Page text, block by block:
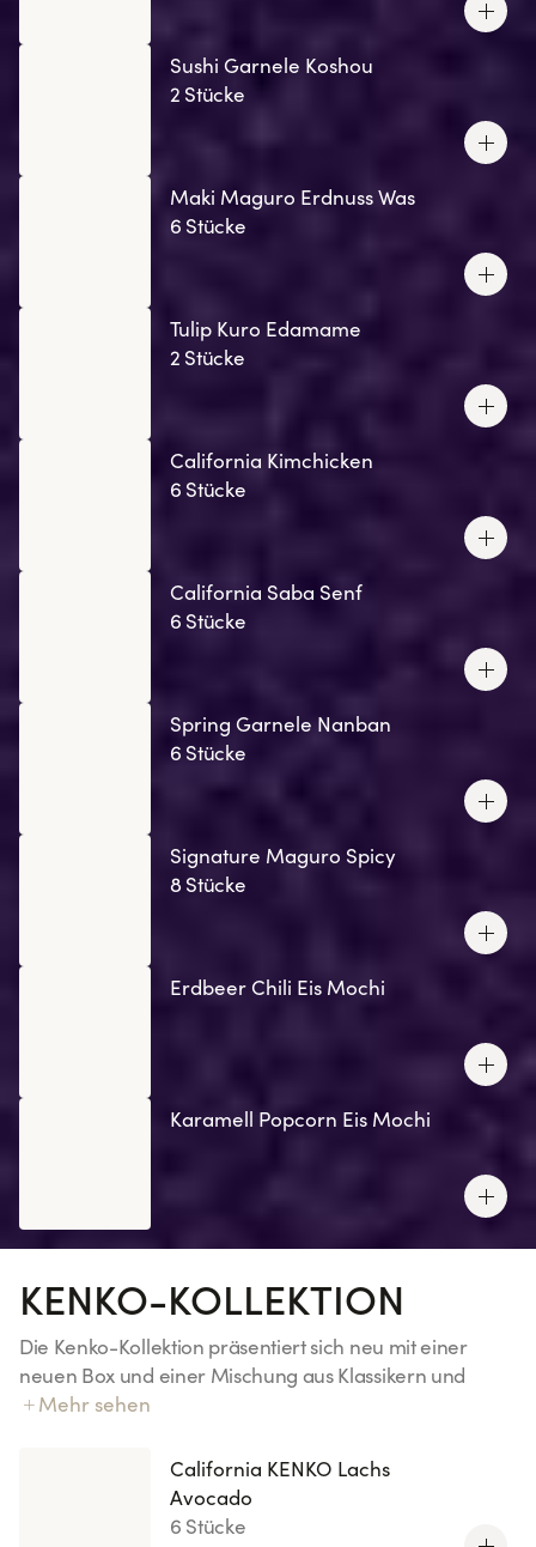
Sushi Garnele Koshou
2 Stücke
Maki Maguro Erdnuss Was
6 Stücke
Tulip Kuro Edamame
2 Stücke
California Kimchicken
6 Stücke
California Saba Senf
6 Stücke
Spring Garnele Nanban
6 Stücke
Signature Maguro Spicy
8 Stücke
Erdbeer Chili Eis Mochi
Karamell Popcorn Eis Mochi
KENKO-KOLLEKTION
Die Kenko-Kollektion präsentiert sich neu mit einer
neuen Box und einer Mischung aus Klassikern und
Innovationen von Sushi Shop! Unser exklusiver Kenko-
Mehr sehen
California KENKO Lachs
Avocado
6 Stücke